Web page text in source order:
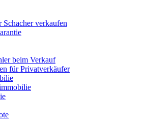
Schacher verkaufen
beim Verkauf
für Privatverkäufer